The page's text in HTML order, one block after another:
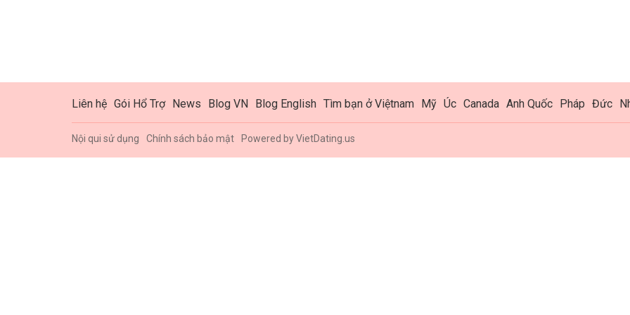
Liên hệ Gói Hổ Trợ News Blog VN Blog English Tìm bạn ở Việtnam Mỹ Úc Canada Anh Quốc Pháp Đức
Nội qui sử dụng Chính sách bảo mật Powered byVietDating.us